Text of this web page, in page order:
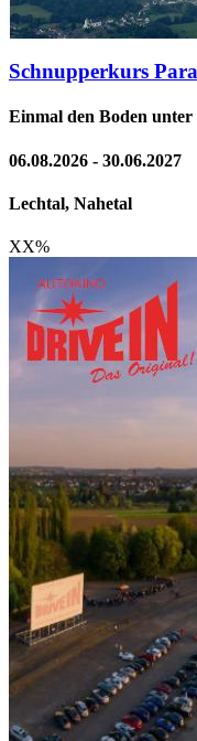
Schnupperkurs
Einmal den Boden
06.08.2026 - 30.06.2027
Lechtal, Nahetal
XX%